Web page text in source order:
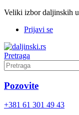
Veliki izbor daljinskih
Prijavi se
Pretraga
Pozovite
+381 61 301 49 43